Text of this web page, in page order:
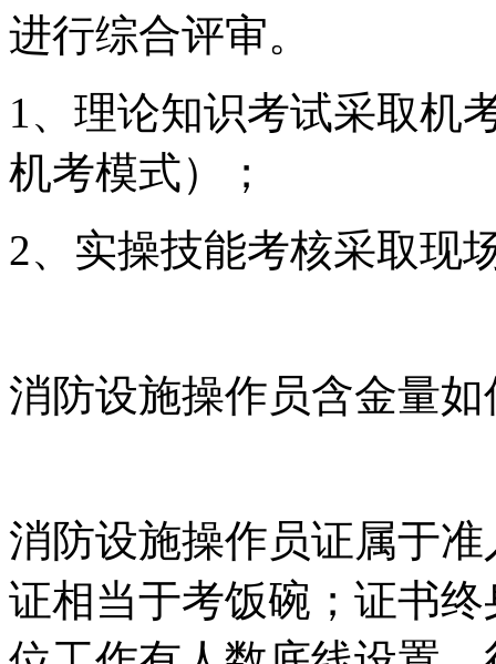
进行综合评审。
1、理论知识考试采取机
机考模式）；
2、实操技能考核采取现
消防设施操作员含金量如
消防设施操作员证属于
证相当于考饭碗；证书